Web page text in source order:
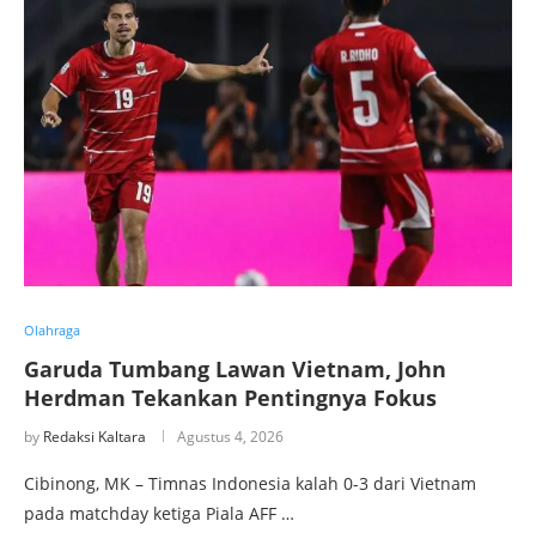
Olahraga
Garuda Tumbang Lawan Vietnam, John
Herdman Tekankan Pentingnya Fokus
by Redaksi Kaltara Agustus 4, 2026
Cibinong, MK – Timnas Indonesia kalah 0-3 dari Vietnam
pada matchday ketiga Piala AFF …